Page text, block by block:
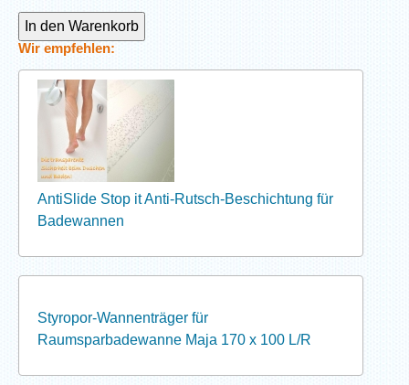
Wir empfehlen:
AntiSlide Stop it Anti-Rutsch-Beschichtung für
Badewannen
Styropor-Wannenträger für
Raumsparbadewanne Maja 170 x 100 L/R